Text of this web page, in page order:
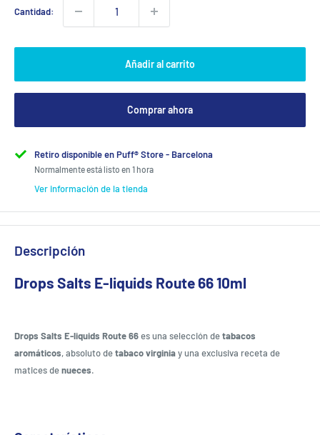
Cantidad:
Añadir al carrito
Comprar ahora
Retiro disponible en Puff® Store - Barcelona
Normalmente está listo en 1 hora
Ver información de la tienda
Descripción
Drops Salts E-liquids Route 66 10ml
Drops Salts E-liquids Route 66es una selección detabacos
aromáticos, absoluto detabaco virginiay una exclusiva receta de
matices denueces.